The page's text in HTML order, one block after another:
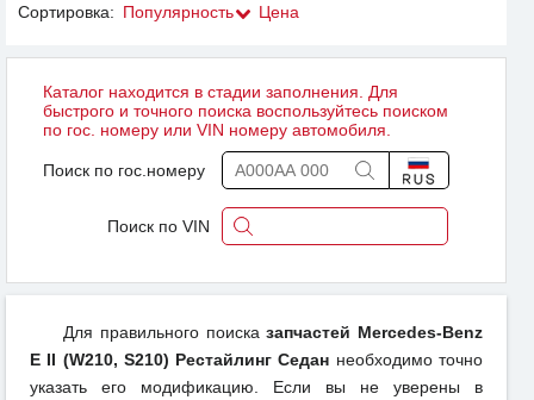
Сортировка: Популярность Цена
Каталог находится в стадии заполнения. Для
быстрого и точного поиска воспользуйтесь поиском
по гос. номеру или VIN номеру автомобиля.
Поиск по гос.номеру
Поиск по VIN
Для правильного поисказапчастей Mercedes-Benz
E II (W210, S210) Рестайлинг Седан необходимо точно
указать его модификацию. Если вы не уверены в